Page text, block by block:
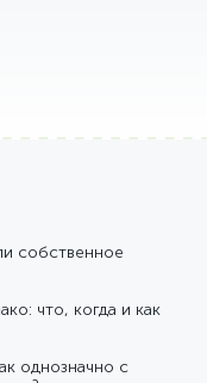
собственное
что, когда и как
однозначно с